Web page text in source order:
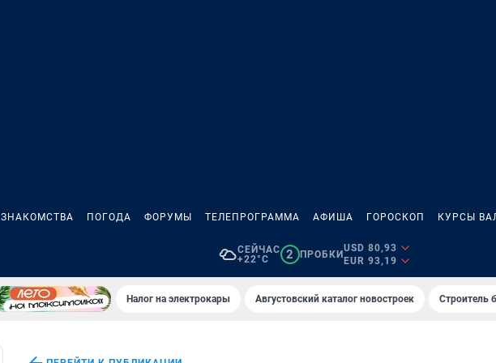
ЗНАКОМСТВА ПОГОДА ФОРУМЫ ТЕЛЕПРОГРАММА АФИША ГОРОСКОП КУРСЫ
СЕЙЧАС
+22°C
2 ПРОБКИ
USD 80,93
EUR 93,19
Налог на электрокары Августовский каталог новостроек Строитель